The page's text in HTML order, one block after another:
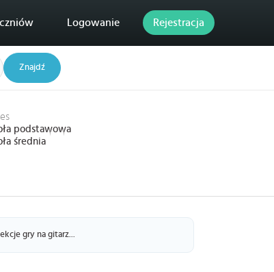
Logowanie Rejestracja
Znajdź
podstawowa
średnia
gry na gitarz...